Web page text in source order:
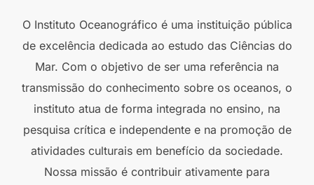
O Instituto Oceanográfico é uma instituição pública
de excelência dedicada ao estudo das Ciências do
Mar. Com o objetivo de ser uma referência na
transmissão do conhecimento sobre os oceanos, o
instituto atua de forma integrada no ensino, na
pesquisa crítica e independente e na promoção de
atividades culturais em benefício da sociedade.
Nossa missão é contribuir ativamente para